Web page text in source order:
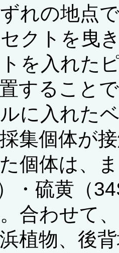
れの地点
セクトを曳
を入れた
すること
に入れた
集個体が
個体は、
）・硫黄（
合わせて
植物、後